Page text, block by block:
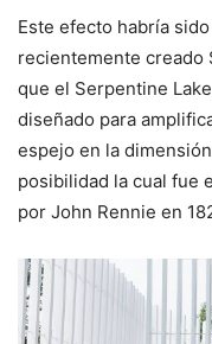
Este efecto habría
recientemente creado
que el Serpentine
diseñado para
espejo en la
posibilidad la cual fue
por John Rennie en